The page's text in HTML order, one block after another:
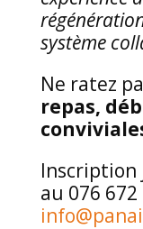
système
Ne ratez
repas,
Inscription
au 076